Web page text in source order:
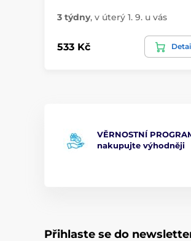
3 týdny, v úterý 1. 9. u vás
533 Kč
VĚRNOSTNÍ
nakupujte výhodněji
Přihlaste se do